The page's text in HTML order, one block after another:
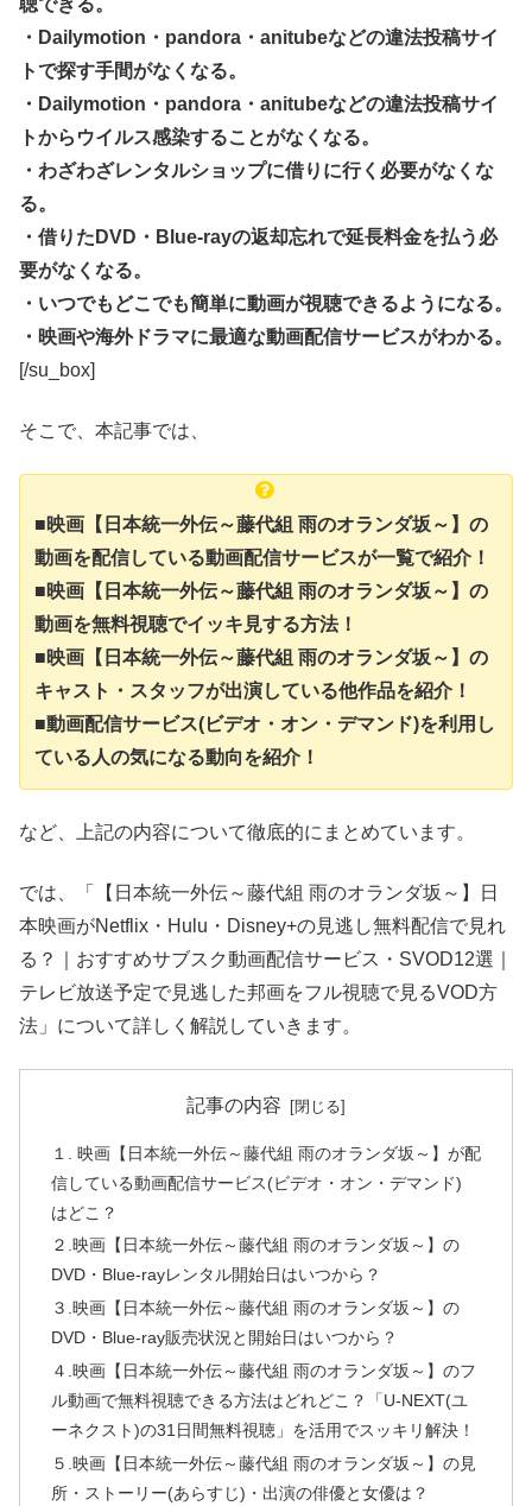
聴できる。
・Dailymotion・pandora・anitubeなどの違法投稿サイ
トで探す手間がなくなる。
・Dailymotion・pandora・anitubeなどの違法投稿サイ
トからウイルス感染することがなくなる。
・わざわざレンタルショップに借りに行く必要がなくな
る。
・借りたDVD・Blue-rayの返却忘れで延長料金を払う必
要がなくなる。
・いつでもどこでも簡単に動画が視聴できるようになる。
・映画や海外ドラマに最適な動画配信サービスがわかる。
[/su_box]
そこで、本記事では、
■映画【日本統一外伝～藤代組 雨のオランダ坂～】の
動画を配信している動画配信サービスが一覧で紹介！
■映画【日本統一外伝～藤代組 雨のオランダ坂～】の
動画を無料視聴でイッキ見する方法！
■映画【日本統一外伝～藤代組 雨のオランダ坂～】の
キャスト・スタッフが出演している他作品を紹介！
■動画配信サービス(ビデオ・オン・デマンド)を利用し
ている人の気になる動向を紹介！
など、上記の内容について徹底的にまとめています。
では、「【日本統一外伝～藤代組 雨のオランダ坂～】日
本映画がNetflix・Hulu・Disney+の見逃し無料配信で見れ
る？｜おすすめサブスク動画配信サービス・SVOD12選｜
テレビ放送予定で見逃した邦画をフル視聴で見るVOD方
法」について詳しく解説していきます。
記事の内容
１. 映画【日本統一外伝～藤代組 雨のオランダ坂～】が配
信している動画配信サービス(ビデオ・オン・デマンド)
はどこ？
２.映画【日本統一外伝～藤代組 雨のオランダ坂～】の
DVD・Blue-rayレンタル開始日はいつから？
３.映画【日本統一外伝～藤代組 雨のオランダ坂～】の
DVD・Blue-ray販売状況と開始日はいつから？
４.映画【日本統一外伝～藤代組 雨のオランダ坂～】のフ
ル動画で無料視聴できる方法はどれどこ？「U-NEXT(ユ
ーネクスト)の31日間無料視聴」を活用でスッキリ解決！
５.映画【日本統一外伝～藤代組 雨のオランダ坂～】の見
所・ストーリー(あらすじ)・出演の俳優と女優は？